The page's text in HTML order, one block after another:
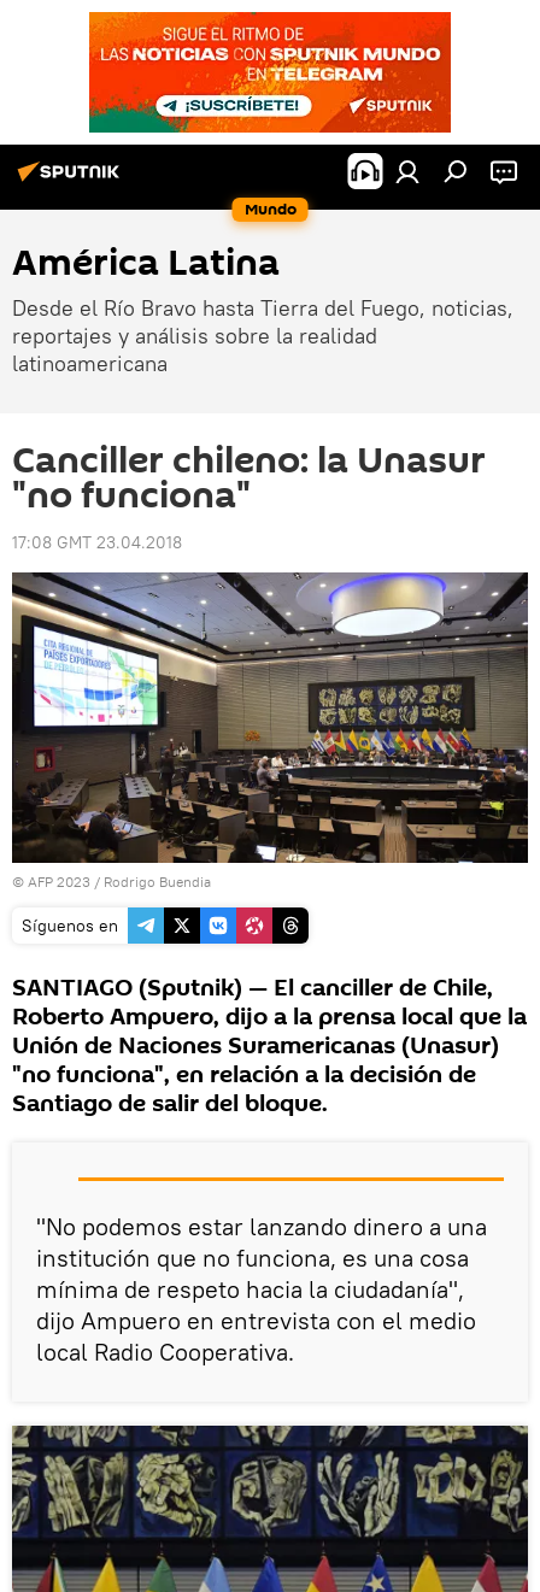
Mundo
América Latina
Desde el Río Bravo hasta Tierra del Fuego, noticias,
reportajes y análisis sobre la realidad
latinoamericana
Canciller chileno: la Unasur
"no funciona"
17:08 GMT 23.04.2018
© AFP 2023 / Rodrigo Buendia
Síguenos en
SANTIAGO (Sputnik) — El canciller de Chile,
Roberto Ampuero, dijo a la prensa local que la
Unión de Naciones Suramericanas (Unasur)
"no funciona", en relación a la decisión de
Santiago de salir del bloque.
"No podemos estar lanzando dinero a una
institución que no funciona, es una cosa
mínima de respeto hacia la ciudadanía",
dijo Ampuero en entrevista con el medio
local Radio Cooperativa.